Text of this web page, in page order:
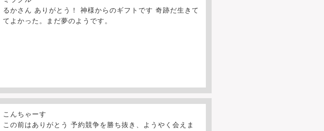
るかさん ありがとう！ 神様からのギフトです 奇跡だ生きて
てよかった。まだ夢のようです。
こんちゃーす
この前はありがとう 予約競争を勝ち抜き、ようやく会えま